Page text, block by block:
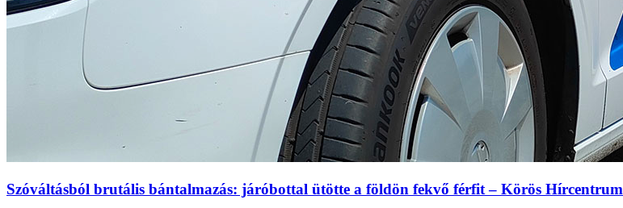
Szóváltásból brutális bántalmazás: járóbottal ütötte a földön fekvő férfit – Körös Hírcentrum